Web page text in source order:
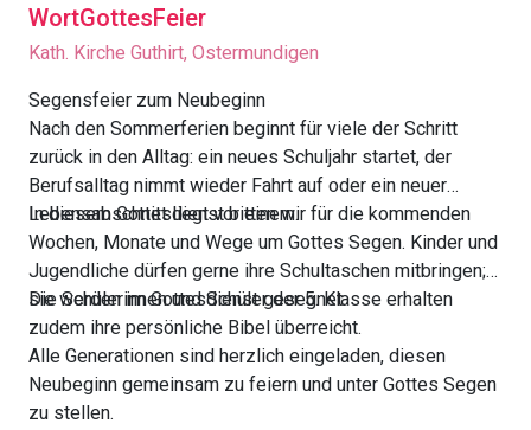
WortGottesFeier
Kath. Kirche Guthirt, Ostermundigen
Segensfeier zum Neubeginn
Nach den Sommerferien beginnt für viele der Schritt
zurück in den Alltag: ein neues Schuljahr startet, der
Berufsalltag nimmt wieder Fahrt auf oder ein neuer
Lebensabschnitt liegt vor einem.
In diesem Gottesdienst bitten wir für die kommenden
Wochen, Monate und Wege um Gottes Segen. Kinder und
Jugendliche dürfen gerne ihre Schultaschen mitbringen;
sie werden im Gottesdienst gesegnet.
Die Schülerinnen und Schüler der 5. Klasse erhalten
zudem ihre persönliche Bibel überreicht.
Alle Generationen sind herzlich eingeladen, diesen
Neubeginn gemeinsam zu feiern und unter Gottes Segen
zu stellen.